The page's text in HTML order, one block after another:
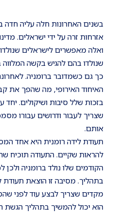
בשנים האחרונות חלה עליה
אזרחות זרה על ידי ישראלים.
ואלה מאפשרים לישראלים
שנולדו בהם להגיש בקשה
כך גם כשמדובר ברומניה.
האיחוד האירופי, מה שהפך את
בזכות שלל סיבות ושיקולים. יחד
שצריך לעבור ודרושים עבורו
אותם.
תעודת לידה רומנית היא אחד
להראות שקיים. התעודה תוכיח
הקודמים שלו נולד ברומניה
בתהליך. מסיבה זו הוצאת תעודת
מקדים שצריך לבצע עוד לפני
הוא יכול להמשיך בתהליך